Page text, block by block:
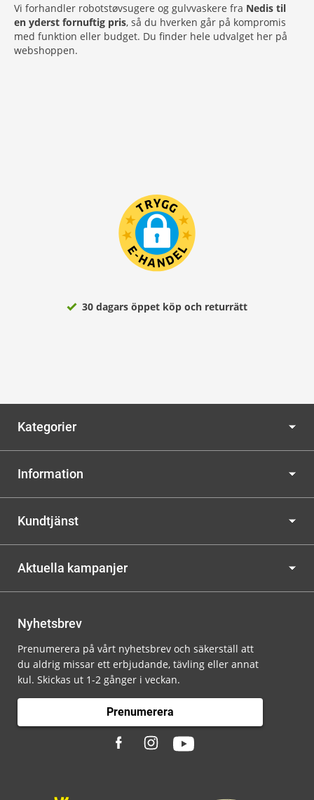
Vi forhandler robotstøvsugere og gulvvaskere fra Nedis til
en yderst fornuftig pris, så du hverken går på kompromis
med funktion eller budget. Du finder hele udvalget her på
webshoppen.
30 dagars öppet köp och returrätt
Kategorier
Information
Kundtjänst
Aktuella kampanjer
Nyhetsbrev
Prenumerera på vårt nyhetsbrev och säkerställ att
du aldrig missar ett erbjudande, tävling eller annat
kul. Skickas ut 1-2 gånger i veckan.
Prenumerera